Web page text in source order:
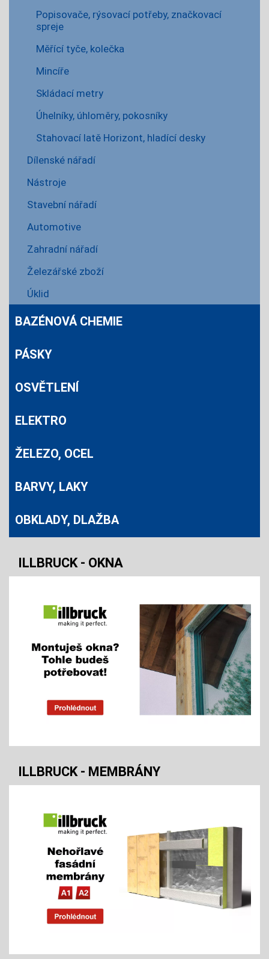
Popisovače, rýsovací potřeby, značkovací
spreje
Měřící tyče, kolečka
Mincíře
Skládací metry
Úhelníky, úhloměry, pokosníky
Stahovací latě Horizont, hladící desky
Dílenské nářadí
Nástroje
Stavební nářadí
Automotive
Zahradní nářadí
Železářské zboží
Úklid
BAZÉNOVÁ CHEMIE
PÁSKY
OSVĚTLENÍ
ELEKTRO
ŽELEZO, OCEL
BARVY, LAKY
OBKLADY, DLAŽBA
ILLBRUCK - OKNA
ILLBRUCK - MEMBRÁNY